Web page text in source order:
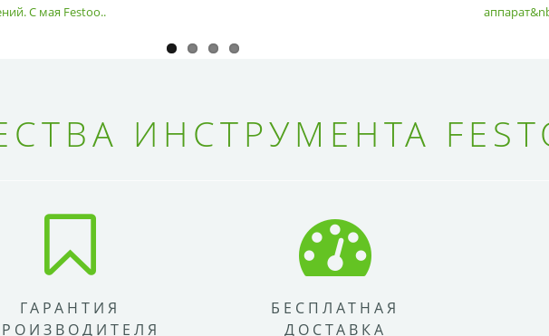
С мая Festoo..
ИНСТРУМЕНТА
ГАРАНТИЯ
БЕСПЛАТНАЯ
ДОСТАВКА